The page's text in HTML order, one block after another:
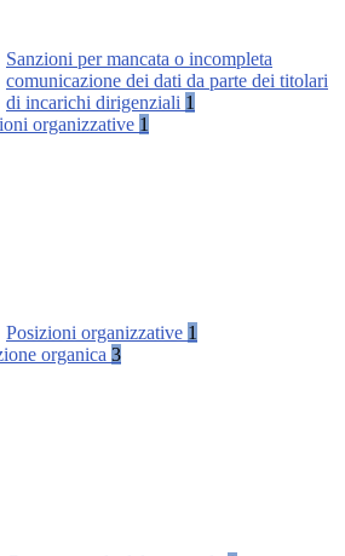
Sanzioni per mancata o incompleta
comunicazione dei dati da parte dei titolari
di incarichi dirigenziali 1
organizzative 1
Posizioni organizzative 1
organica 3